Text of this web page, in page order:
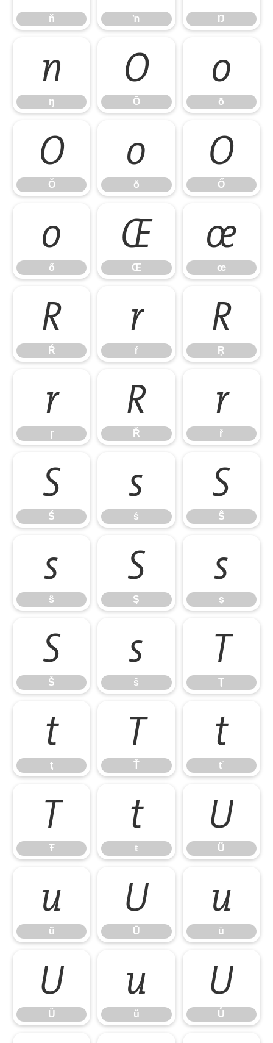
ň ŉ Ŋ
ŋ
ŋ
Ō
Ō
ō
ō
Ŏ
Ŏ
ŏ
ŏ
Ő
Ő
ő
ő
Œ
Œ
œ
œ
Ŕ
Ŕ
ŕ
ŕ
Ŗ
Ŗ
ŗ
ŗ
Ř
Ř
ř
ř
Ś
Ś
ś
ś
Ŝ
Ŝ
ŝ
ŝ
Ş
Ş
ş
ş
Š
Š
š
š
Ţ
Ţ
ţ
ţ
Ť
Ť
ť
ť
Ŧ
Ŧ
ŧ
ŧ
Ũ
Ũ
ũ
ũ
Ū
Ū
ū
ū
Ŭ
Ŭ
ŭ
ŭ
Ů
Ů